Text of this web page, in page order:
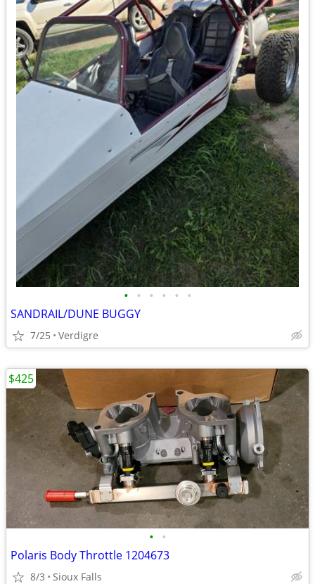
• • • • • •
SANDRAIL/DUNE BUGGY
7/25 Verdigre
• •
Polaris Body Throttle 1204673
8/3 Sioux Falls
$425